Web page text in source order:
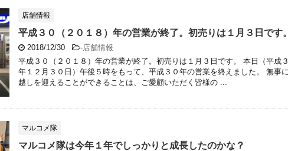
店舗情報
平成３０（２０１８）年の営業が終了。初売りは１月３日です。
2018/12/30 -店舗情報
平成３０（２０１８）年の営業が終了。初売りは１月３日です。 本日（平成
年１２月３０日）午後５時をもって、平成３０年の営業を終えました。 無事
越しを迎えることができることは、ご愛顧いただく皆様の ...
マルコメ隊
マルコメ隊は今年１年でしっかりと成長したのかな？